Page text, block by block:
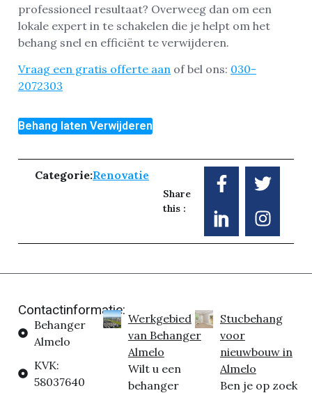
professioneel resultaat? Overweeg dan om een
lokale expert in te schakelen die je helpt om het
behang snel en efficiënt te verwijderen.
Vraag een gratis offerte aan of bel ons: 030-
2072303
Behang laten Verwijderen
Categorie:Renovatie
Share
this :
Contactinformatie:
Behanger
Almelo
KVK:
58037640
Werkgebied
van Behanger
Almelo
Wilt u een
behanger
Stucbehang
voor
nieuwbouw in
Almelo
Ben je op zoek